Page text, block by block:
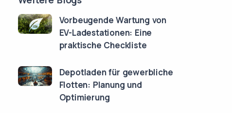
Vorbeugende Wartung von
EV-Ladestationen: Eine
praktische Checkliste
Depotladen für gewerbliche
Flotten: Planung und
Optimierung